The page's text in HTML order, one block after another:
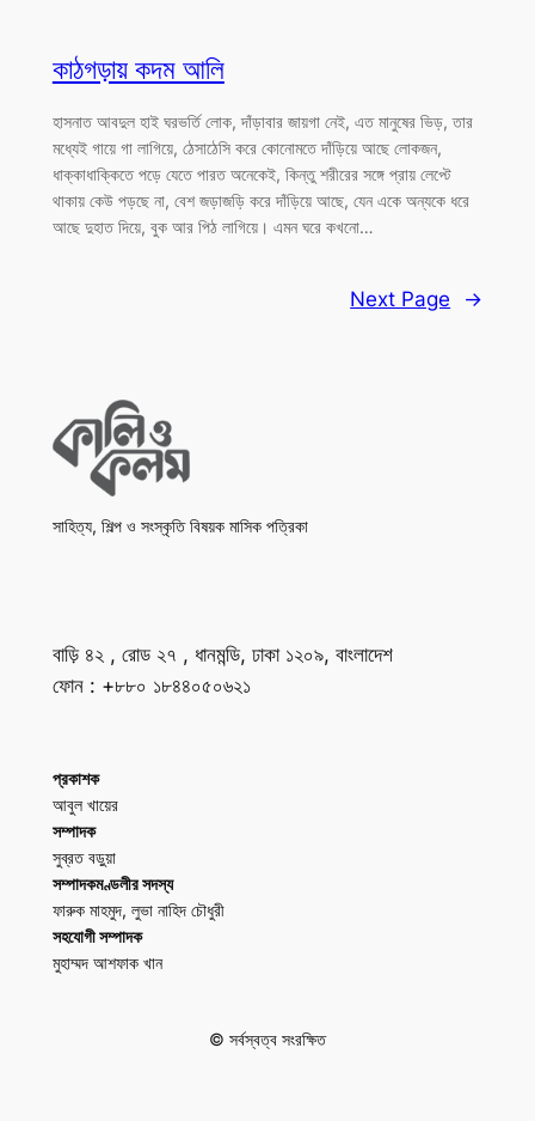
কাঠগড়ায় কদম আলি
হাসনাত আবদুল হাই ঘরভর্তি লোক, দাঁড়াবার জায়গা নেই, এত মানুষের ভিড়, তার
মধ্যেই গায়ে গা লাগিয়ে, ঠেসাঠেসি করে কোনোমতে দাঁড়িয়ে আছে লোকজন,
ধাক্কাধাক্কিতে পড়ে যেতে পারত অনেকেই, কিন্তু শরীরের সঙ্গে প্রায় লেপ্টে
থাকায় কেউ পড়ছে না, বেশ জড়াজড়ি করে দাঁড়িয়ে আছে, যেন একে অন্যকে ধরে
আছে দুহাত দিয়ে, বুক আর পিঠ লাগিয়ে। এমন ঘরে কখনো…
Next Page →
সাহিত্য, শিল্প ও সংস্কৃতি বিষয়ক মাসিক পত্রিকা
বাড়ি ৪২ , রোড ২৭ , ধানমন্ডি, ঢাকা ১২০৯, বাংলাদেশ
ফোন : +৮৮০ ১৮৪৪০৫০৬২১
প্রকাশক
আবুল খায়ের
সম্পাদক
সুব্রত বড়ুয়া
সম্পাদকমণ্ডলীর সদস্য
ফারুক মাহমুদ, লুভা নাহিদ চৌধুরী
সহযোগী সম্পাদক
মুহাম্মদ আশফাক খান
© সর্বস্বত্ব সংরক্ষিত